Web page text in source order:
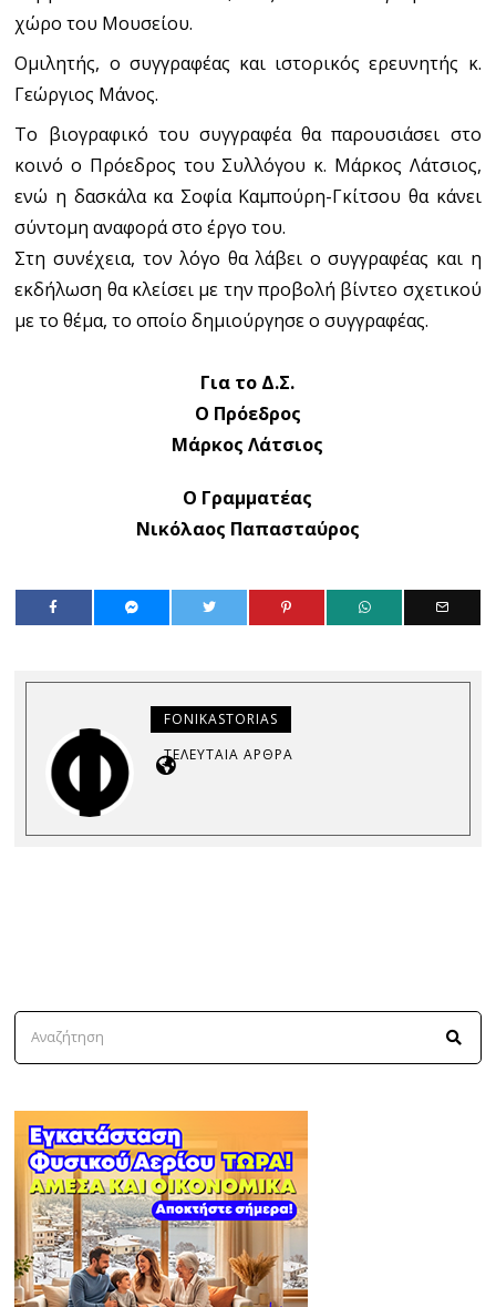
χώρο του Μουσείου.
Ομιλητής, ο συγγραφέας και ιστορικός ερευνητής κ.
Γεώργιος Μάνος.
Το βιογραφικό του συγγραφέα θα παρουσιάσει στο
κοινό ο Πρόεδρος του Συλλόγου κ. Μάρκος Λάτσιος,
ενώ η δασκάλα κα Σοφία Καμπούρη-Γκίτσου θα κάνει
σύντομη αναφορά στο έργο του.
Στη συνέχεια, τον λόγο θα λάβει ο συγγραφέας και η
εκδήλωση θα κλείσει με την προβολή βίντεο σχετικού
με το θέμα, το οποίο δημιούργησε ο συγγραφέας.
Για το Δ.Σ.
Ο Πρόεδρος
Μάρκος Λάτσιος
Ο Γραμματέας
Νικόλαος Παπασταύρος
FONIKASTORIAS
ΤΕΛΕΥΤΑΊΑ ΆΡΘΡΑ